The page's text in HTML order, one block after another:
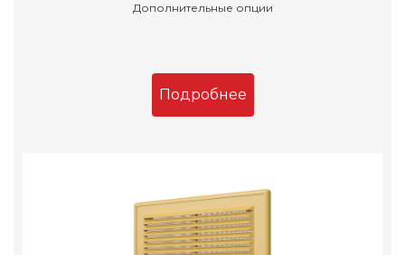
Дополнительные опции
Подробнее